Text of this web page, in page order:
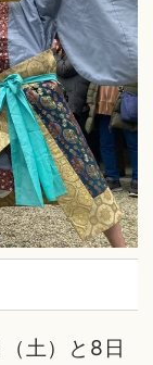
土）と8日